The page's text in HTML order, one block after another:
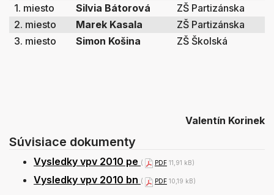
1. miesto Silvia Bátorová
ZŠ Partizánska
2. miesto
Marek Kasala
ZŠ Partizánska
3. miesto
Simon Košina ZŠ Školská
Valentín Korinek
Súvisiace dokumenty
Vysledky vpv 2010 pe ( PDF 11,91 kB)
Vysledky vpv 2010 bn ( PDF 10,19 kB)